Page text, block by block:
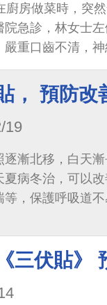
廚房做菜時，突
急診，林女士
嚴重口齒不清，
立即進行電腦斷
家團隊先以無
認林女士損傷狀
掃描（CT
中醫大附醫專家
診斷平台」，運
模擬其施打顯影
療成效。
， 預防改
19
逐漸北移，白天
夏病冬治，可以
，保護呼吸道
三伏貼》